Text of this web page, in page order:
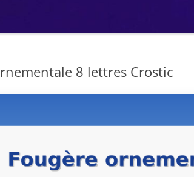
8 lettres Crostic